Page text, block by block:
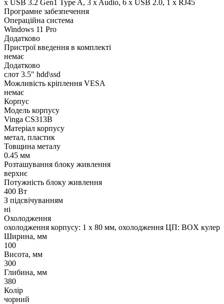
x USB 3.2 Gen1 Type A, 3 x Audio, 6 x USB 2.0, 1 x RJ45
Програмне забезпечення
Операційна система
Windows 11 Pro
Додатково
Пристрої введення в комплекті
немає
Додатково
слот 3.5" hdd\ssd
Можливість кріплення VESA
немає
Корпус
Модель корпусу
Vinga CS313B
Матеріал корпусу
метал, пластик
Товщина металу
0.45 мм
Розташування блоку живлення
верхнє
Потужність блоку живлення
400 Вт
З підсвічуванням
ні
Охолодження
охолодження корпусу: 1 x 80 мм, охолодження ЦП: BOX кулер
Ширина, мм
100
Висота, мм
300
Глибина, мм
380
Колір
чорний